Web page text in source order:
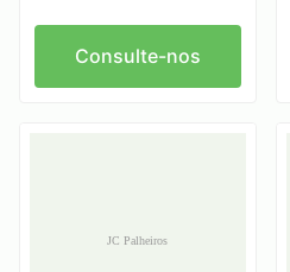
Consulte-nos